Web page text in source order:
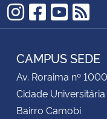
Instagram
RSS
CAMPUS SEDE
Av. Roraima nº 1000
Cidade Universitária
Bairro Camobi